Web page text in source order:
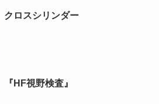
クロスシリンダー
『HF視野検査』